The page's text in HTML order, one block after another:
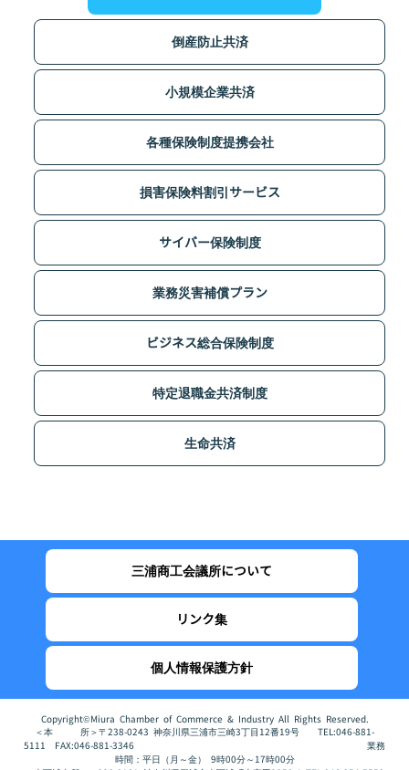
倒産防止共済
小規模企業共済
各種保険制度提携会社
損害保険料割引サービス
サイバー保険制度
業務災害補償プラン
ビジネス総合保険制度
特定退職金共済制度
生命共済
三浦商工会議所について
リンク集
個人情報保護方針
Copyright©Miura Chamber of Commerce & Industry All Rights Reserved.
＜本 所＞〒238-0243 神奈川県三浦市三崎3丁目12番19号 TEL:046-881-
5111 FAX:046-881-3346 業務
時間：平日（月～金） 9時00分～17時00分